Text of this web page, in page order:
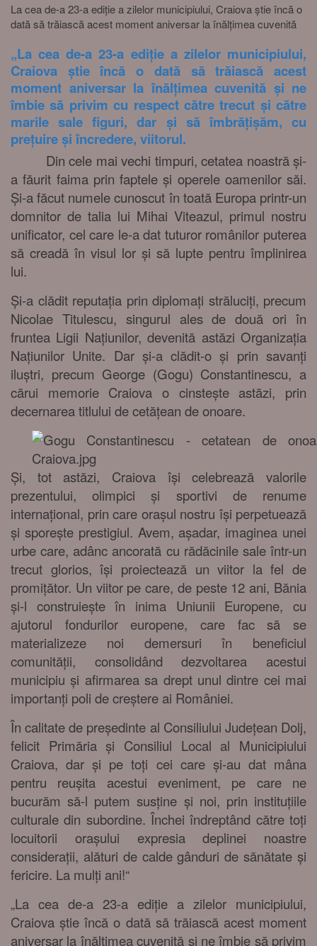
La cea de-a 23-a ediție a zilelor municipiului, Craiova știe încă o
dată să trăiască acest moment aniversar la înălțimea cuvenită
„La cea de-a 23-a ediție a zilelor municipiului,
Craiova știe încă o dată să trăiască acest
moment aniversar la înălțimea cuvenită și ne
îmbie să privim cu respect către trecut și către
marile sale figuri, dar și să îmbrățișăm, cu
prețuire și încredere, viitorul.
Din cele mai vechi timpuri, cetatea noastră și-
a făurit faima prin faptele și operele oamenilor săi.
Și-a făcut numele cunoscut în toată Europa printr-un
domnitor de talia lui Mihai Viteazul, primul nostru
unificator, cel care le-a dat tuturor românilor puterea
să creadă în visul lor și să lupte pentru împlinirea
lui.
Și-a clădit reputația prin diplomați străluciți, precum
Nicolae Titulescu, singurul ales de două ori în
fruntea Ligii Națiunilor, devenită astăzi Organizația
Națiunilor Unite. Dar și-a clădit-o și prin savanți
iluștri, precum George (Gogu) Constantinescu, a
cărui memorie Craiova o cinstește astăzi, prin
decernarea titlului de cetățean de onoare.
Și, tot astăzi, Craiova își celebrează valorile
prezentului, olimpici și sportivi de renume
internațional, prin care orașul nostru își perpetuează
și sporește prestigiul. Avem, așadar, imaginea unei
urbe care, adânc ancorată cu rădăcinile sale într-un
trecut glorios, își proiectează un viitor la fel de
promițător. Un viitor pe care, de peste 12 ani, Bănia
și-l construiește în inima Uniunii Europene, cu
ajutorul fondurilor europene, care fac să se
materializeze noi demersuri în beneficiul
comunității, consolidând dezvoltarea acestui
municipiu și afirmarea sa drept unul dintre cei mai
importanți poli de creștere ai României.
În calitate de președinte al Consiliului Județean Dolj,
felicit Primăria și Consiliul Local al Municipiului
Craiova, dar și pe toți cei care și-au dat mâna
pentru reușita acestui eveniment, pe care ne
bucurăm să-l putem susține și noi, prin instituțiile
culturale din subordine. Închei îndreptând către toți
locuitorii orașului expresia deplinei noastre
considerații, alături de calde gânduri de sănătate și
fericire. La mulți ani!“
„La cea de-a 23-a ediție a zilelor municipiului,
Craiova știe încă o dată să trăiască acest moment
aniversar la înălțimea cuvenită și ne îmbie să privim